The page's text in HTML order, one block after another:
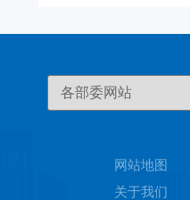
网站地图
关于我们